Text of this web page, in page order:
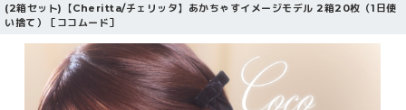
(2箱セット)【Cheritta/チェリッタ】あかちゃすイメージモデル 2箱20枚（1日使
い捨て）［ココムード］